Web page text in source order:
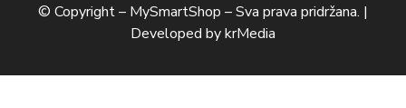
© Copyright – MySmartShop – Sva prava pridržana. |
Developed bykrMedia